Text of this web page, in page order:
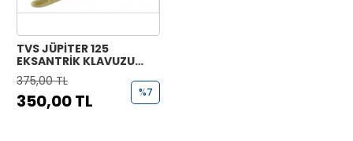
TVS JÜPİTER 125
EKSANTRİK KLAVUZU
ALT+ÜST (E5)
(KH010080+KH010090)
375,00 TL
350,00 TL %7